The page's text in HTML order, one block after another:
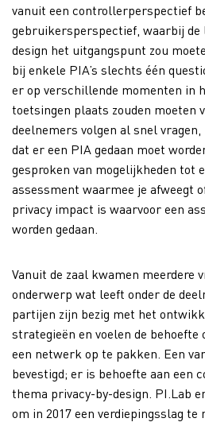
vanuit een controllerperspectief
gebruikersperspectief, waarbij de
design het uitgangspunt zou
bij enkele PIA’s slechts één
er op verschillende momenten in
toetsingen plaats zouden moeten
deelnemers volgen al snel
dat er een PIA gedaan moet
gesproken van mogelijkheden tot
assessment waarmee je afweegt
privacy impact is waarvoor een
worden gedaan.
Vanuit de zaal kwamen meerdere
onderwerp wat leeft onder de
partijen zijn bezig met het
strategieën en voelen de behoefte
een netwerk op te pakken. Een
bevestigd; er is behoefte aan een
thema privacy-by-design. PI.Lab
om in 2017 een verdiepingsslag